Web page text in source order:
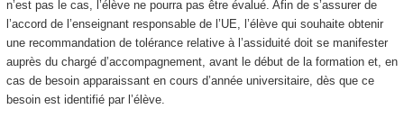
n’est pas le cas, l’élève ne pourra pas être évalué. Afin de s’assurer de
l’accord de l’enseignant responsable de l’UE, l’élève qui souhaite obtenir
une recommandation de tolérance relative à l’assiduité doit se manifester
auprès du chargé d’accompagnement, avant le début de la formation et, en
cas de besoin apparaissant en cours d’année universitaire, dès que ce
besoin est identifié par l’élève.